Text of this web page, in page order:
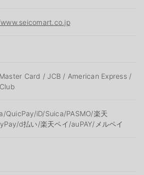
Card / JCB / American Express /
QuicPay/iD/Suica/PASMO/楽天
d払い/楽天ペイ/auPAY/メルペイ